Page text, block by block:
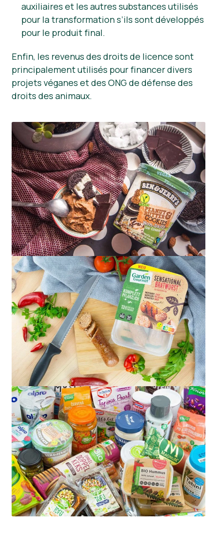
auxiliaires et les autres substances utilisés
pour la transformation s’ils sont développés
pour le produit final.
Enfin, les revenus des droits de licence sont
principalement utilisés pour financer divers
projets véganes et des ONG de défense des
droits des animaux.